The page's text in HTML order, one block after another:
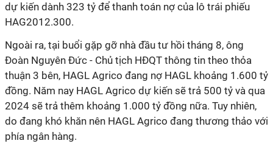
dự kiến dành 323 tỷ để thanh toán nợ của lô trái phiếu
HAG2012.300.
Ngoài ra, tại buổi gặp gỡ nhà đầu tư hồi tháng 8, ông
Đoàn Nguyên Đức - Chủ tịch HĐQT thông tin theo thỏa
thuận 3 bên, HAGL Agrico đang nợ HAGL khoảng 1.600 tỷ
đồng. Năm nay HAGL Agrico dự kiến sẽ trả 500 tỷ và qua
2024 sẽ trả thêm khoảng 1.000 tỷ đồng nữa. Tuy nhiên,
do đang khó khăn nên HAGL Agrico đang thương thảo với
phía ngân hàng.